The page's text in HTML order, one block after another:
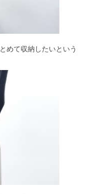
めて収納したいという